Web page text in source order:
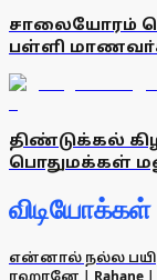
சாலையோரம்
பள்ளி
திண்டுக்கல்
பொதுமக்கள்
விடியோக்கள்
என்னால் நல்ல
ரஹானே | Rahane |